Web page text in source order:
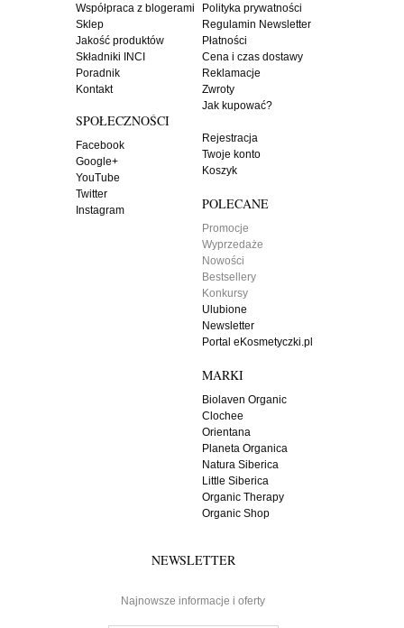
Współpraca z blogerami
Sklep
Jakość produktów
Składniki INCI
Poradnik
Kontakt
SPOŁECZNOŚCI
Facebook
Google+
YouTube
Twitter
Instagram
Polityka prywatności
Regulamin Newsletter
Płatności
Cena i czas dostawy
Reklamacje
Zwroty
Jak kupować?
Rejestracja
Twoje konto
Koszyk
POLECANE
Promocje
Wyprzedaże
Nowości
Bestsellery
Konkursy
Ulubione
Newsletter
Portal eKosmetyczki.pl
MARKI
Biolaven Organic
Clochee
Orientana
Planeta Organica
Natura Siberica
Little Siberica
Organic Therapy
Organic Shop
NEWSLETTER
Najnowsze informacje i oferty